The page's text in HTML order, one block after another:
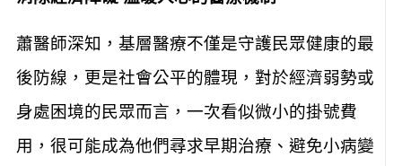
蕭醫師深知，基層醫療不僅是守護民眾健康的最
後防線，更是社會公平的體現，對於經濟弱勢或
身處困境的民眾而言，一次看似微小的掛號費
用，很可能成為他們尋求早期治療、避免小病變